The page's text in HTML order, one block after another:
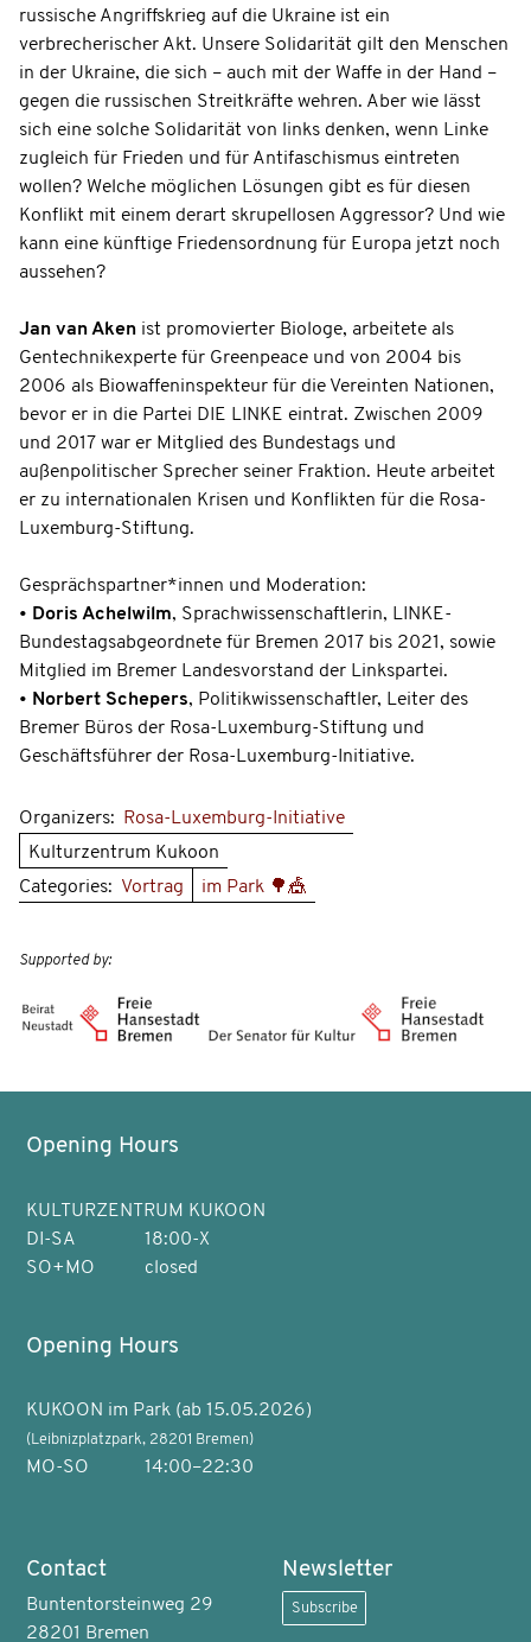
russische Angriffskrieg auf die Ukraine ist ein
verbrecherischer Akt. Unsere Solidarität gilt den Menschen
in der Ukraine, die sich – auch mit der Waffe in der Hand –
gegen die russischen Streitkräfte wehren. Aber wie lässt
sich eine solche Solidarität von links denken, wenn Linke
zugleich für Frieden und für Antifaschismus eintreten
wollen? Welche möglichen Lösungen gibt es für diesen
Konflikt mit einem derart skrupellosen Aggressor? Und wie
kann eine künftige Friedensordnung für Europa jetzt noch
aussehen?
Jan van Aken ist promovierter Biologe, arbeitete als
Gentechnikexperte für Greenpeace und von 2004 bis
2006 als Biowaffeninspekteur für die Vereinten Nationen,
bevor er in die Partei DIE LINKE eintrat. Zwischen 2009
und 2017 war er Mitglied des Bundestags und
außenpolitischer Sprecher seiner Fraktion. Heute arbeitet
er zu internationalen Krisen und Konflikten für die Rosa-
Luxemburg-Stiftung.
Gesprächspartner*innen und Moderation:
• Doris Achelwilm, Sprachwissenschaftlerin, LINKE-
Bundestagsabgeordnete für Bremen 2017 bis 2021, sowie
Mitglied im Bremer Landesvorstand der Linkspartei.
• Norbert Schepers, Politikwissenschaftler, Leiter des
Bremer Büros der Rosa-Luxemburg-Stiftung und
Geschäftsführer der Rosa-Luxemburg-Initiative.
Organizers:
Rosa-Luxemburg-Initiative
Kulturzentrum Kukoon
Categories: Vortrag im Park 🌳🎪
Supported by:
Opening Hours
KULTURZENTRUM KUKOON
DI-SA
18:00-X
SO+MO
closed
Opening Hours
KUKOON im Park (ab 15.05.2026)
(Leibnizplatzpark, 28201 Bremen)
MO-SO 14:00–22:30
Contact
Buntentorsteinweg 29
28201 Bremen
Newsletter
Subscribe